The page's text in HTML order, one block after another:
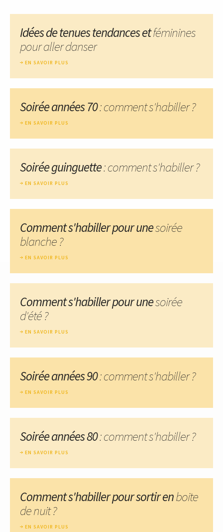
Idées de tenues tendances etféminines
pour aller danser
EN SAVOIR PLUS
Soirée années 70: comment s'habiller ?
EN SAVOIR PLUS
Soirée guinguette: comment s'habiller ?
EN SAVOIR PLUS
Comment s'habiller pour unesoirée
blanche ?
EN SAVOIR PLUS
Comment s'habiller pour unesoirée
d'été ?
EN SAVOIR PLUS
Soirée années 90: comment s'habiller ?
EN SAVOIR PLUS
Soirée années 80: comment s'habiller ?
EN SAVOIR PLUS
Comment s'habiller pour sortir enboite
de nuit ?
EN SAVOIR PLUS